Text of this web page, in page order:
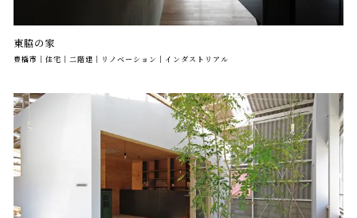
東脇の家
豊橋市｜住宅｜二階建｜リノベーション｜インダストリアル